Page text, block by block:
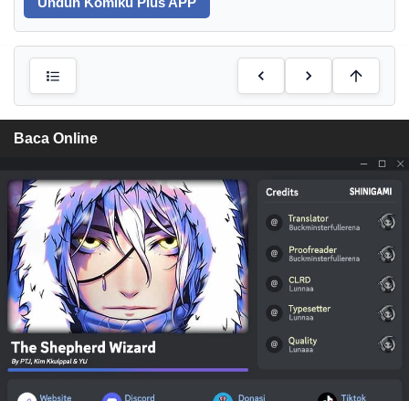
Baca Online